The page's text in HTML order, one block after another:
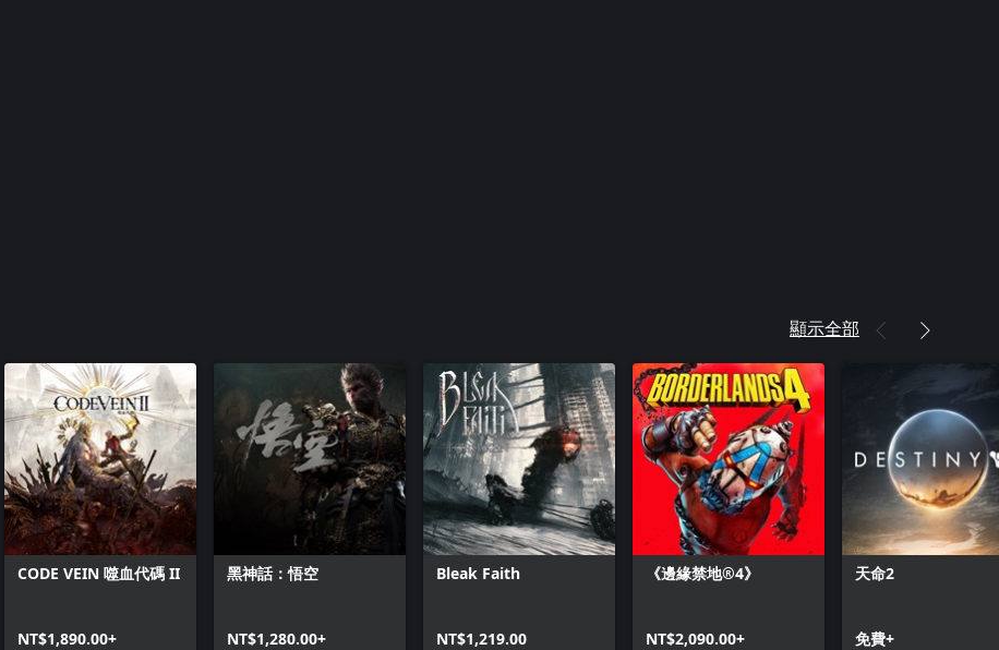
顯示全部
CODE VEIN 噬血代碼 II
NT$1,890.00+
黑神話：悟空
NT$1,280.00+
Bleak Faith
NT$1,219.00
《邊緣禁地®4》
NT$2,090.00+
天命2
免費+